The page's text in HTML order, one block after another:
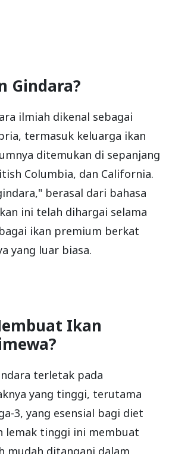
Gindara?
ilmiah dikenal sebagai
termasuk keluarga ikan
ditemukan di sepanjang
Columbia, dan California.
berasal dari bahasa
ini telah dihargai selama
ikan premium berkat
yang luar biasa.
Ikan
terletak pada
yang tinggi, terutama
3, yang esensial bagi diet
lemak tinggi ini membuat
mudah ditangani dalam